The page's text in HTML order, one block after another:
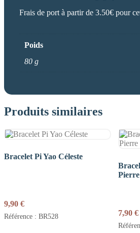
Frais de port à partir de 3.50€ pour
Poids
80 g
Produits similaires
Bracelet Pi Yao Céleste
9,90 €
Référence : BR528 7,90 €